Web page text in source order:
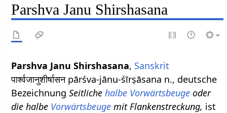
Parshva Janu Shirshasana
Parshva Janu Shirshasana, Sanskrit
पार्श्वजानुशीर्षासन pārśva-jānu-śīrṣāsana n., deutsche
BezeichnungSeitlichehalbe Vorwärtsbeuge oder
die halbe Vorwärtsbeuge mit Flankenstreckung, ist